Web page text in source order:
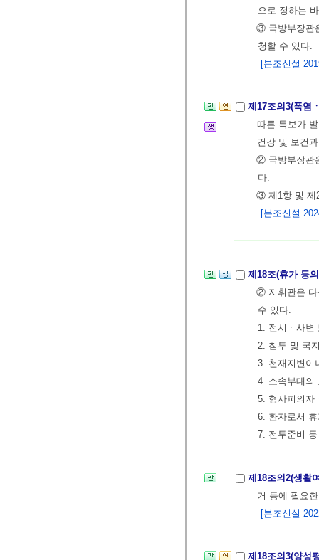
으로 정하는
③ 국방부장관
청할 수 있다.
[본조신설
제17조의3(폭염
따른 특보가
건강 및 보건
② 국방부장관
다.
③ 제1항 및 제
[본조신설
제18조(휴가 등
② 지휘관은 다
수 있다.
1. 전시ㆍ사변
2. 침투 및 국
3. 천재지변이
4. 소속부대의
5. 형사피의자
6. 환자로서
7. 전투준비
제18조의2(생활
거 등에 필요
[본조신설
제18조의3(양성